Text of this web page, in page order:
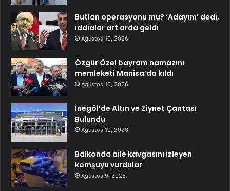
Butlan operasyonu mu? ‘Adayım’ dedi,
iddialar art arda geldi
Ağustos 10, 2026
Özgür Özel bayram namazını
memleketi Manisa’da kıldı
Ağustos 10, 2026
İnegöl’de Altın ve Ziynet Çantası
Bulundu
Ağustos 10, 2026
Balkonda aile kavgasını izleyen
komşuyu vurdular
Ağustos 9, 2026